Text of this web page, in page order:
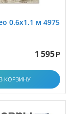
0.6x1.1 м 4975
1 595 Р
В КОРЗИНУ